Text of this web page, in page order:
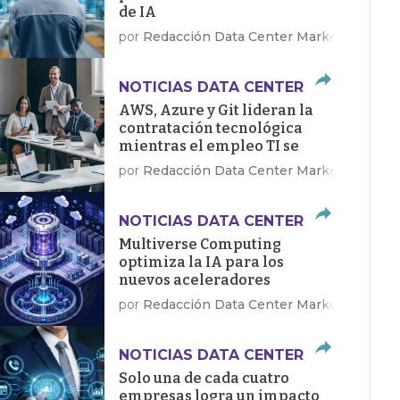
de IA
por Redacción Data Center Market
NOTICIAS DATA CENTER
AWS, Azure y Git lideran la
contratación tecnológica
mientras el empleo TI se
recupera en EE.UU.
por Redacción Data Center Market
NOTICIAS DATA CENTER
Multiverse Computing
optimiza la IA para los
nuevos aceleradores
Dragonfly de Qualcomm
por Redacción Data Center Market
NOTICIAS DATA CENTER
Solo una de cada cuatro
empresas logra un impacto